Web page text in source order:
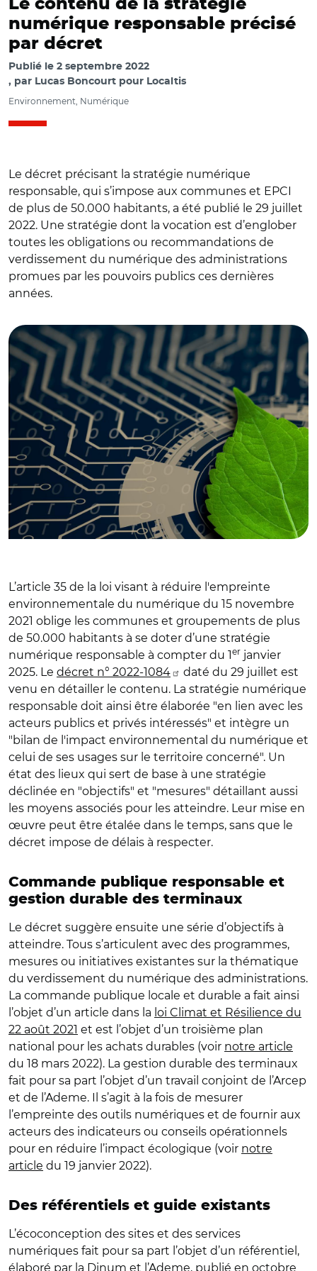
Le contenu de la stratégie
numérique responsable précisé
par décret
Publié le 2 septembre 2022
par Lucas Boncourt pour Localtis
Environnement, Numérique
Le décret précisant la stratégie numérique
responsable, qui s’impose aux communes et EPCI
de plus de 50.000 habitants, a été publié le 29 juillet
2022. Une stratégie dont la vocation est d’englober
toutes les obligations ou recommandations de
verdissement du numérique des administrations
promues par les pouvoirs publics ces dernières
années.
L’article 35 de la loi visant à réduire l'empreinte
environnementale du numérique du 15 novembre
2021 oblige les communes et groupements de plus
de 50.000 habitants à se doter d’une stratégie
numérique responsable à compter du 1er janvier
2025. Le décret n° 2022-1084
daté du 29 juillet est
venu en détailler le contenu. La stratégie numérique
responsable doit ainsi être élaborée "en lien avec les
acteurs publics et privés intéressés" et intègre un
"bilan de l'impact environnemental du numérique et
celui de ses usages sur le territoire concerné". Un
état des lieux qui sert de base à une stratégie
déclinée en "objectifs" et "mesures" détaillant aussi
les moyens associés pour les atteindre. Leur mise en
œuvre peut être étalée dans le temps, sans que le
décret impose de délais à respecter.
Commande publique responsable et
gestion durable des terminaux
Le décret suggère ensuite une série d’objectifs à
atteindre. Tous s’articulent avec des programmes,
mesures ou initiatives existantes sur la thématique
du verdissement du numérique des administrations.
La commande publique locale et durable a fait ainsi
l’objet d’un article dans la loi Climat et Résilience du
22 août 2021 et est l’objet d’un troisième plan
national pour les achats durables (voir notre article
du 18 mars 2022). La gestion durable des terminaux
fait pour sa part l’objet d’un travail conjoint de l’Arcep
et de l’Ademe. Il s’agit à la fois de mesurer
l’empreinte des outils numériques et de fournir aux
acteurs des indicateurs ou conseils opérationnels
pour en réduire l’impact écologique (voir notre
article du 19 janvier 2022).
Des référentiels et guide existants
L’écoconception des sites et des services
numériques fait pour sa part l’objet d’un référentiel,
élaboré par la Dinum et l’Ademe, publié en octobre